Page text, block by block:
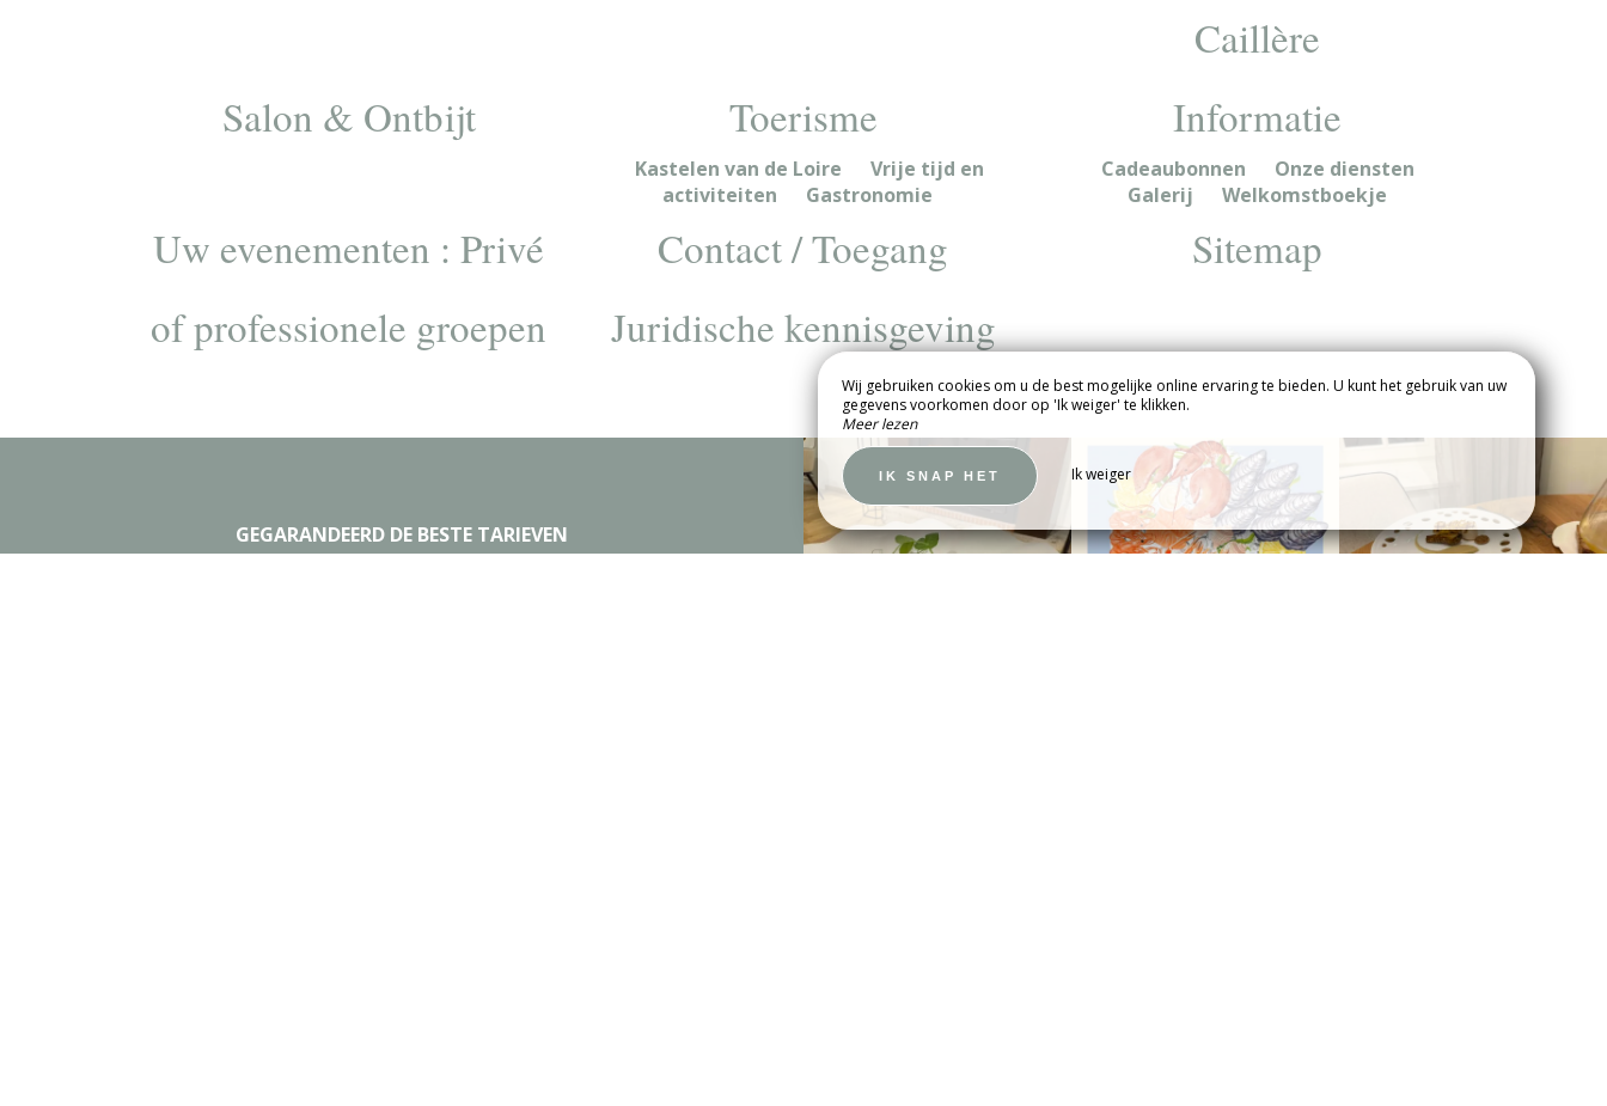
TOERISME INFORMATIE
UW EVENEMENTEN :
PRIVÉ OF
PROFESSIONELE
GROEPEN
CONTACT / TOEGANG
Caillère
Salon & Ontbijt
Toerisme
Kastelen van de Loire
Vrije tijd en
activiteiten
Gastronomie
Informatie
Cadeaubonnen
Onze diensten
Galerij
Welkomstboekje
Uw evenementen : Privé
of professionele groepen
Contact / Toegang
Sitemap
Juridische kennisgeving
GEGARANDEERD DE BESTE TARIEVEN
Wij gebruiken cookies om u de best mogelijke online ervaring te bieden. U kunt het gebruik van uw
gegevens voorkomen door op 'Ik weiger' te klikken.
Meer lezen
IK SNAP HET Ik weiger